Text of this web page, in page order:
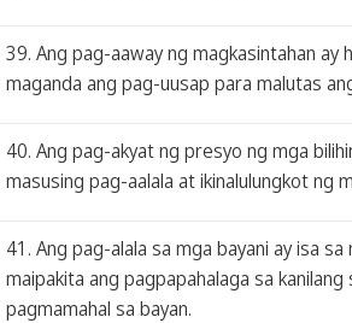
39. Ang pag-aaway ng magkasintahan ay
maganda ang pag-uusap para malutas
40. Ang pag-akyat ng presyo ng mga
masusing pag-aalala at ikinalulungkot ng
41. Ang pag-alala sa mga bayani ay isa
maipakita ang pagpapahalaga sa
pagmamahal sa bayan.